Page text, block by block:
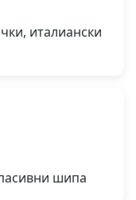
италиански
шипа